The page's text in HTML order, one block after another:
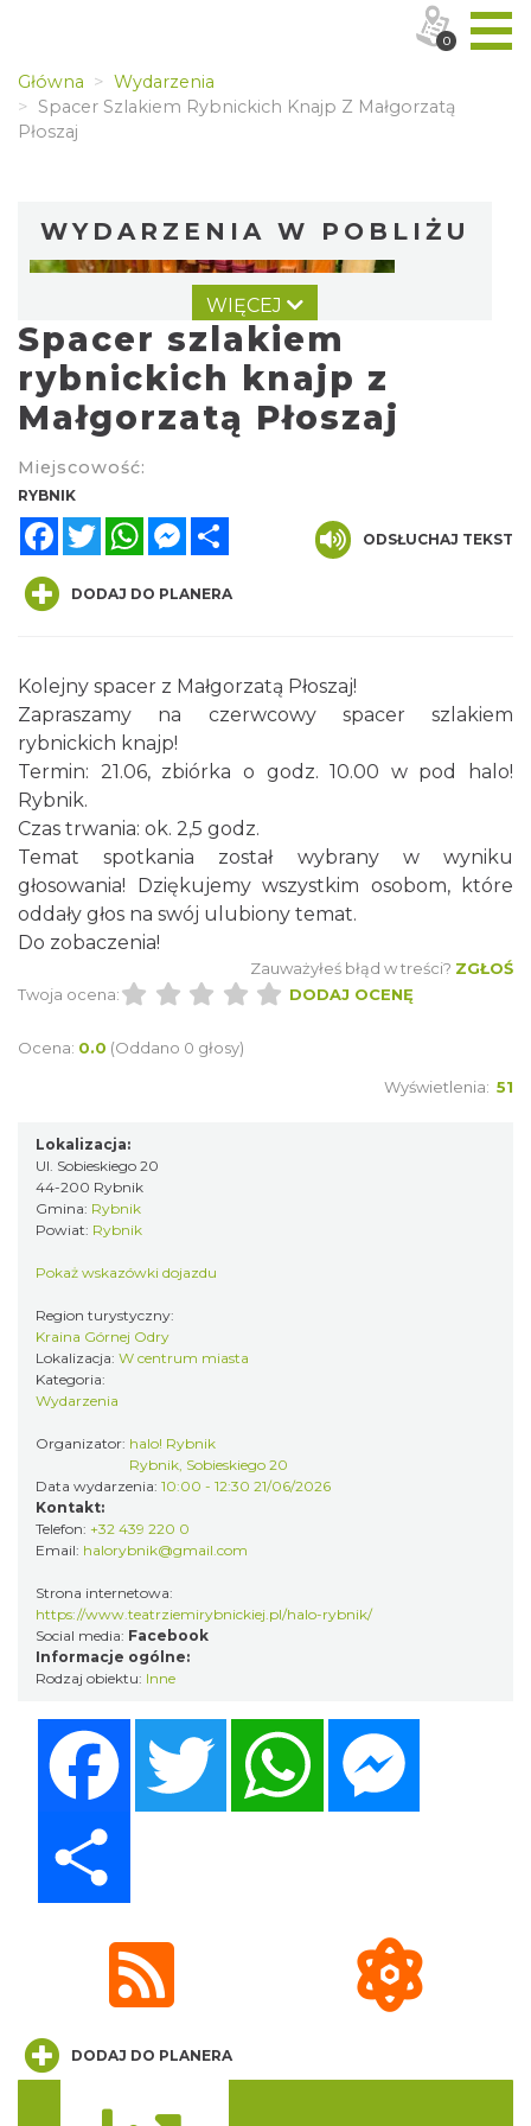
Główna
Wydarzenia
Spacer Szlakiem Rybnickich Knajp Z Małgorzatą
Płoszaj
WYDARZENIA W POBLIŻU
pierwsze kroki w świecie melodii
Rybnik
0.00 km
Wakacyjne Warsztaty Malarskie "Rybnik -
miasto zieleni"
Rybnik
0.00 km
Coś z niczego - organizery z tektury, z
0.00 km
DNI OTWARTE w teatrze NA PÓŁ i teatrze
POWROTÓW || REKRUTACJA NA SEZON
0.00 km
XXVI Powiatowy Rajd Rowerowy
2026-08-30
11.19 km
Koncert Sandry w Gliwicach
2026-10-16
WIĘCEJ
Spacer szlakiem
rybnickich knajp z
Małgorzatą Płoszaj
Miejscowość:
RYBNIK
FacebookTwitterWhatsAppMessenger
ODSŁUCHAJ TEKST
DODAJ DO PLANERA
Kolejny spacer z Małgorzatą Płoszaj!
Zapraszamy na czerwcowy spacer szlakiem
rybnickich knajp!
Termin: 21.06, zbiórka o godz. 10.00 w pod halo!
Rybnik.
Czas trwania: ok. 2,5 godz.
Temat spotkania został wybrany w wyniku
głosowania! Dziękujemy wszystkim osobom, które
oddały głos na swój ulubiony temat.
Do zobaczenia!
Zauważyłeś błąd w treści? ZGŁOŚ
Twoja ocena:
DODAJ OCENĘ
Ocena: 0.0 (Oddano 0 głosy)
Wyświetlenia: 51
Lokalizacja:
Ul. Sobieskiego 20
44-200 Rybnik
Gmina: Rybnik
Powiat: Rybnik
Pokaż wskazówki dojazdu
Region turystyczny:
Kraina Górnej Odry
Lokalizacja: W centrum miasta
Kategoria:
Wydarzenia
Organizator: halo! Rybnik
Rybnik, Sobieskiego 20
Data wydarzenia: 10:00 - 12:30 21/06/2026
Kontakt:
Telefon: +32 439 220 0
Email: halorybnik@gmail.com
Strona internetowa:
https://www.teatrziemirybnickiej.pl/halo-rybnik/
Social media: Facebook
Informacje ogólne:
Rodzaj obiektu: Inne
Twitter WhatsApp
DODAJ DO PLANERA
0